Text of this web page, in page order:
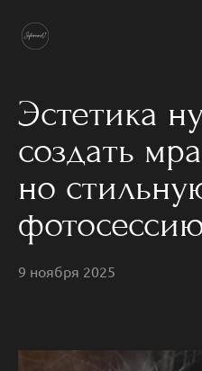
Эстетика
создать
но
9 ноября 2025